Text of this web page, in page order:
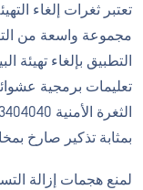
تعتبر ثغرات إلغاء
مجموعة واسعة من
التطبيق بإلغاء تهيئة
تعليمات برمجية
بمثابة تذكير صارخ
لمنع هجمات إزالة